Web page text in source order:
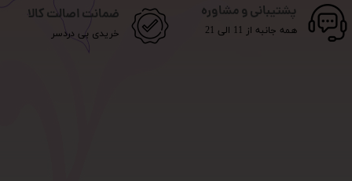
پشتیبانی و مشاوره
همه جانبه از 11 الی 21
ضمانت اصالت کالا
خریدی بی دردسر